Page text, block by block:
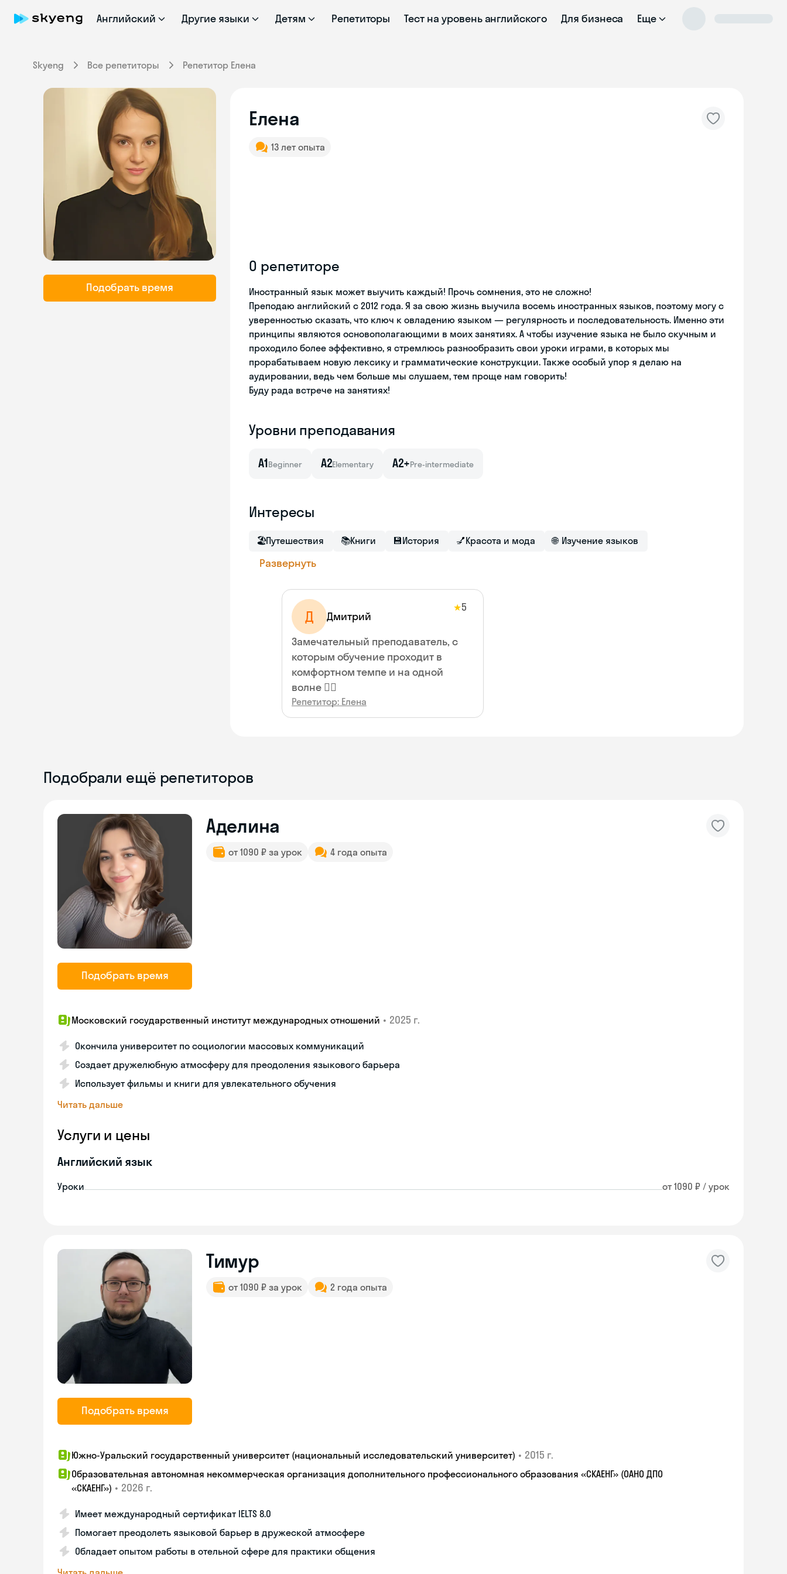
Английский Другие языки Детям Репетиторы Тест на уровень английского Для бизнеса Еще
Skyeng Все репетиторы Репетитор Елена
Подобрать время
Елена
13 лет опыта
О репетиторе
Иностранный язык может выучить каждый! Прочь сомнения, это не сложно!
Преподаю английский с 2012 года. Я за свою жизнь выучила восемь иностранных языков, поэтому могу с
уверенностью сказать, что ключ к овладению языком — регулярность и последовательность. Именно эти
принципы являются основополагающими в моих занятиях. А чтобы изучение языка не было скучным и
проходило более эффективно, я стремлюсь разнообразить свои уроки играми, в которых мы
прорабатываем новую лексику и грамматические конструкции. Также особый упор я делаю на
аудировании, ведь чем больше мы слушаем, тем проще нам говорить!
Буду рада встрече на занятиях!
Уровни преподавания
A1Beginner A2Elementary A2+Pre-intermediate
Интересы
🏖Путешествия 📚Книги 💾История 💅Красота и мода 🌐 Изучение языков
Развернуть
Д Дмитрий
★5
Замечательный преподаватель, с
которым обучение проходит в
комфортном темпе и на одной
волне 🏄‍♂️
Репетитор: Елена
Подобрали ещё репетиторов
Подобрать время
Аделина
от 1090 ₽ за урок 4 года опыта
Московский государственный институт международных отношений • 2025 г.
Окончила университет по социологии массовых коммуникаций
Создает дружелюбную атмосферу для преодоления языкового барьера
Использует фильмы и книги для увлекательного обучения
Читать дальше
Услуги и цены
Английский язык
Уроки от 1090 ₽ / урок
Подобрать время
Тимур
от 1090 ₽ за урок 2 года опыта
Южно-Уральский государственный университет (национальный исследовательский университет) • 2015 г.
Образовательная автономная некоммерческая организация дополнительного профессионального образования «СКАЕНГ» (ОАНО ДПО
«СКАЕНГ») • 2026 г.
Имеет международный сертификат IELTS 8.0
Помогает преодолеть языковой барьер в дружеской атмосфере
Обладает опытом работы в отельной сфере для практики общения